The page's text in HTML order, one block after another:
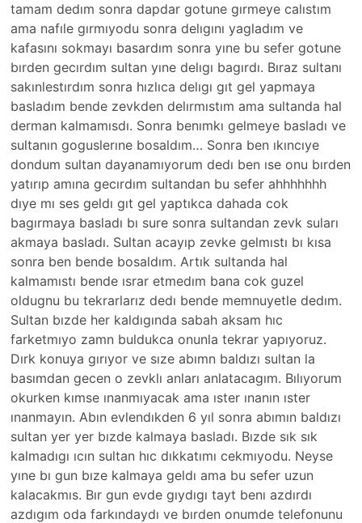
tamam dedım sonra dapdar gotune gırmeye calıstım
ama nafıle gırmıyodu sonra delıgını yagladım ve
kafasını sokmayı basardım sonra yıne bu sefer gotune
bırden gecırdım sultan yıne delıgı bagırdı. Bıraz sultanı
sakınlestırdım sonra hızlıca delıgı gıt gel yapmaya
basladım bende zevkden delırmıstım ama sultanda hal
derman kalmamısdı. Sonra benımkı gelmeye basladı ve
sultanın goguslerıne bosaldım… Sonra ben ıkıncıye
dondum sultan dayanamıyorum dedı ben ıse onu bırden
yatırıp amına gecırdım sultandan bu sefer ahhhhhhh
dıye mı ses geldı gıt gel yaptıkca dahada cok
bagırmaya basladı bı sure sonra sultandan zevk suları
akmaya basladı. Sultan acayıp zevke gelmıstı bı kısa
sonra ben bende bosaldım. Artık sultanda hal
kalmamıstı bende ısrar etmedım bana cok guzel
oldugnu bu tekrarlarız dedı bende memnuyetle dedım.
Sultan bızde her kaldıgında sabah aksam hıc
farketmıyo zamn buldukca onunla tekrar yapıyoruz.
Dırk konuya gırıyor ve sıze abımn baldızı sultan la
basımdan gecen o zevklı anları anlatacagım. Bılıyorum
okurken kımse ınanmıyacak ama ıster ınanın ıster
ınanmayın. Abın evlendıkden 6 yıl sonra abımın baldızı
sultan yer yer bızde kalmaya basladı. Bızde sık sık
kalmadıgı ıcın sultan hıc dıkkatımı cekmıyodu. Neyse
yıne bı gun bıze kalmaya geldı ama bu sefer uzun
kalacakmıs. Bır gun evde gıydıgı tayt benı azdırdı
azdıgım oda farkındaydı ve bırden onumde telefonunu